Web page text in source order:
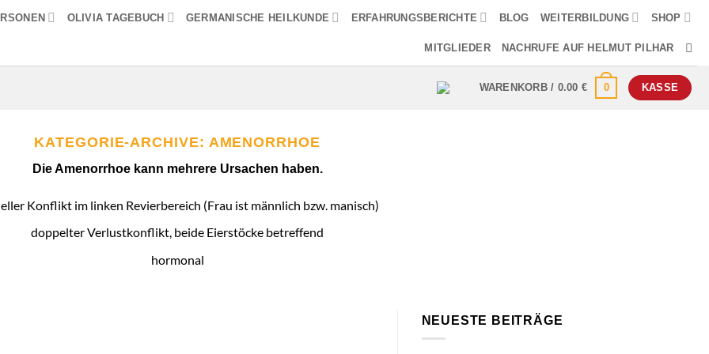
OLIVIA TAGEBUCH GERMANISCHE HEILKUNDE ERFAHRUNGSBERICHTE BLOG WEITERBILDUNG SHOP
MITGLIEDER NACHRUFE AUF HELMUT PILHAR
WARENKORB / 0.00 € 0 KASSE
KATEGORIE-ARCHIVE: AMENORRHOE
Die Amenorrhoe kann mehrere Ursachen haben.
Konflikt im linken Revierbereich (Frau ist männlich bzw. manisch)
doppelter Verlustkonflikt, beide Eierstöcke betreffend
hormonal
NEUESTE BEITRÄGE